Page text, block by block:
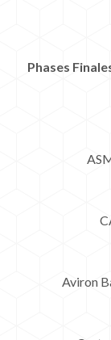
Phases
Aviron